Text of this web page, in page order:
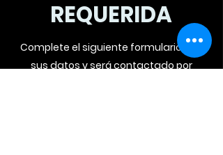
REQUERIDA
Complete el siguiente formulario con
sus datos y será contactado por